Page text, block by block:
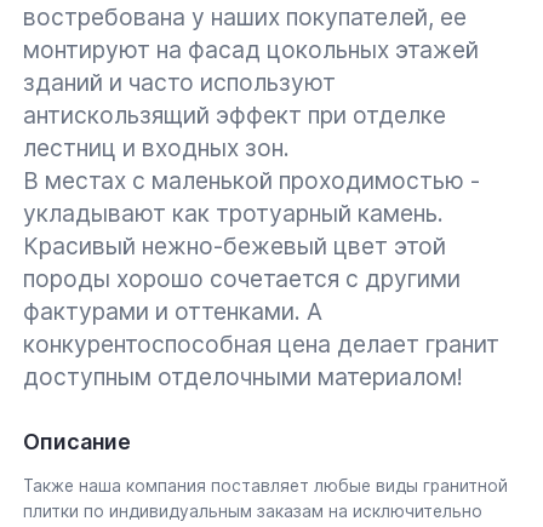
востребована у наших покупателей, ее
монтируют на фасад цокольных этажей
зданий и часто используют
антискользящий эффект при отделке
лестниц и входных зон.
В местах с маленькой проходимостью -
укладывают как тротуарный камень.
Красивый нежно-бежевый цвет этой
породы хорошо сочетается с другими
фактурами и оттенками. А
конкурентоспособная цена делает гранит
доступным отделочными материалом!
Описание
Также наша компания поставляет любые виды гранитной
плитки по индивидуальным заказам на исключительно